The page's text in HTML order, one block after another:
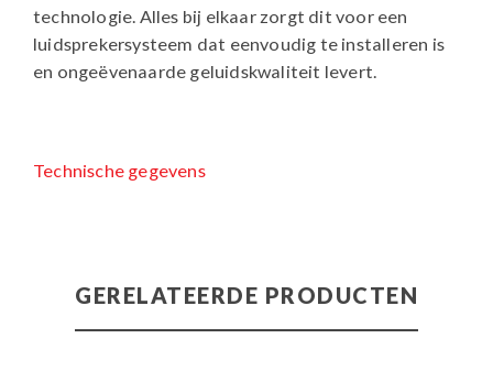
technologie. Alles bij elkaar zorgt dit voor een
luidsprekersysteem dat eenvoudig te installeren is
en ongeëvenaarde geluidskwaliteit levert.
Technische gegevens
GERELATEERDE PRODUCTEN